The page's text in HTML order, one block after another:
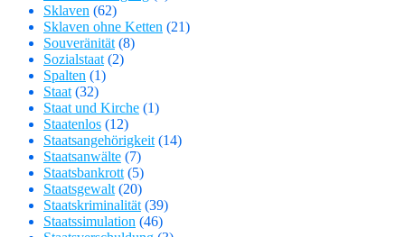
Sklaven (62)
Sklaven ohne Ketten (21)
Souveränität (8)
Sozialstaat (2)
Spalten (1)
Staat (32)
Staat und Kirche (1)
Staatenlos (12)
Staatsangehörigkeit (14)
Staatsanwälte (7)
Staatsbankrott (5)
Staatsgewalt (20)
Staatskriminalität (39)
Staatssimulation (46)